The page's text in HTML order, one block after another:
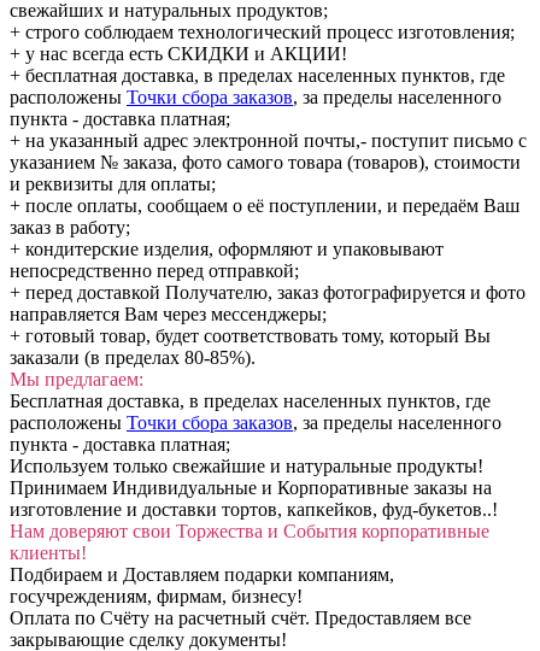
свежайших и натуральных продуктов;
+ строго соблюдаем технологический процесс изготовления;
+ у нас всегда есть СКИДКИ и АКЦИИ!
+ бесплатная доставка, в пределах населенных пунктов, где
расположены Точки сбора заказов, за пределы населенного
пункта - доставка платная;
+ на указанный адрес электронной почты,- поступит письмо с
указанием № заказа, фото самого товара (товаров), стоимости
и реквизиты для оплаты;
+ после оплаты, сообщаем о её поступлении, и передаём Ваш
заказ в работу;
+ кондитерские изделия, оформляют и упаковывают
непосредственно перед отправкой;
+ перед доставкой Получателю, заказ фотографируется и фото
направляется Вам через мессенджеры;
+ готовый товар, будет соответствовать тому, который Вы
заказали (в пределах 80-85%).
Мы предлагаем:
Бесплатная доставка, в пределах населенных пунктов, где
расположены Точки сбора заказов, за пределы населенного
пункта - доставка платная;
Используем только свежайшие и натуральные продукты!
Принимаем Индивидуальные и Корпоративные заказы на
изготовление и доставки тортов, капкейков, фуд-букетов..!
Нам доверяют свои Торжества и События корпоративные
клиенты!
Подбираем и Доставляем подарки компаниям,
госучреждениям, фирмам, бизнесу!
Оплата по Счёту на расчетный счёт. Предоставляем все
закрывающие сделку документы!